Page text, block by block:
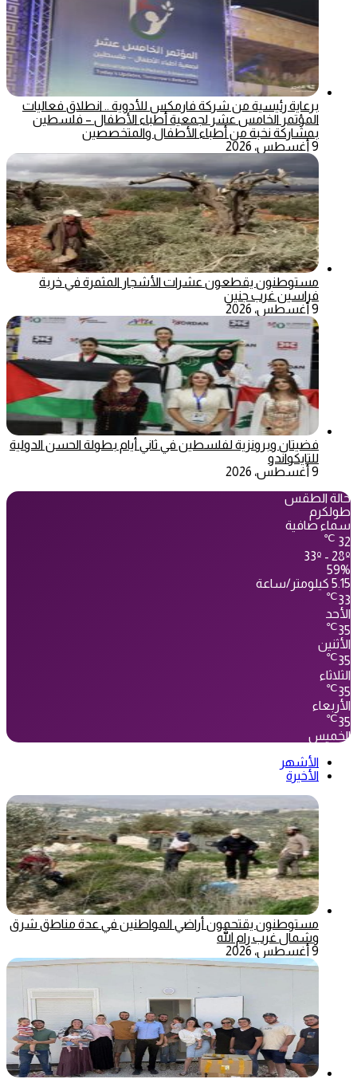
برعاية رئيسية من شركة فارمكس للأدوية .. انطلاق فعاليات
المؤتمر الخامس عشر لجمعية أطباء الأطفال – فلسطين
بمشاركة نخبة من أطباء الأطفال والمتخصصين
9 أغسطس، 2026
مستوطنون يقطعون عشرات الأشجار المثمرة في خربة
فراسين غرب جنين
9 أغسطس، 2026
فضيتان وبرونزية لفلسطين في ثاني أيام بطولة الحسن الدولية
للتايكواندو
9 أغسطس، 2026
حالة الطقس
طولكرم
سماء صافية
32
℃
33º - 28º
59%
5.15 كيلومتر/ساعة
33
℃
الأحد
35
℃
الأثنين
35
℃
الثلاثاء
35
℃
الأربعاء
35
℃
الخميس
الأشهر
الأخيرة
مستوطنون يقتحمون أراضي المواطنين في عدة مناطق شرق
وشمال غرب رام الله
9 أغسطس، 2026